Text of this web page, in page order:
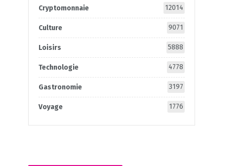
Cryptomonnaie 12014
Culture 9071
Loisirs 5888
Technologie 4778
Gastronomie 3197
Voyage 1776